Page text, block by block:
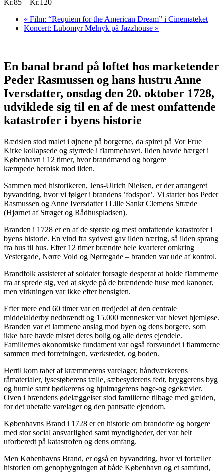
Kr.85 – Kr.120
« Film: “Requiem for the American Dream” i Cinemateket
Koncert: Lubomyr Melnyk på Jazzhouse »
En banal brand på loftet hos marketender
Peder Rasmussen og hans hustru Anne
Iversdatter, onsdag den 20. oktober 1728,
udviklede sig til en af de mest omfattende
katastrofer i byens historie
Rædslen stod malet i øjnene på borgerne, da spiret på Vor Frue
Kirke kollapsede og styrtede i flammehavet. Ilden havde hærget i
København i 12 timer, hvor brandmænd og borgere
kæmpede heroisk mod ilden.
Sammen med historikeren, Jens-Ulrich Nielsen, er der arrangeret
byvandring, hvor vi følger i brandens ’fodspor’. Vi starter hos Peder
Rasmussen og Anne Iversdatter i Lille Sankt Clemens Stræde
(Hjørnet af Strøget og Rådhuspladsen).
Branden i 1728 er en af de største og mest omfattende katastrofer i
byens historie. En vind fra sydvest gav ilden næring, så ilden sprang
fra hus til hus. Efter 12 timer brændte hele kvarteret omkring
Vestergade, Nørre Vold og Nørregade – branden var ude af kontrol.
Brandfolk assisteret af soldater forsøgte desperat at holde flammerne
fra at sprede sig, ved at skyde på de brændende huse med kanoner,
men virkningen var ikke efter hensigten.
Efter mere end 60 timer var en tredjedel af den centrale
middelalderby nedbrændt og 15.000 mennesker var blevet hjemløse.
Branden var et lammene anslag mod byen og dens borgere, som
ikke bare havde mistet deres bolig og alle deres ejendele.
Familiernes økonomiske fundament var også forsvundet i flammerne
sammen med forretningen, værkstedet, og boden.
Hertil kom tabet af kræmmerens varelager, håndværkerens
råmaterialer, lysestøberens tælle, sæbesyderens fedt, bryggerens byg
og humle samt bødkerens og hjulmagerens bøge-og egekævler.
Oven i brændens ødelæggelser stod familierne tilbage med gælden,
for det ubetalte varelager og den pantsatte ejendom.
Københavns Brand i 1728 er en historie om brandofre og borgere
med stor social ansvarlighed samt myndigheder, der var helt
uforberedt på katastrofen og dens omfang.
Men Københavns Brand, er også en byvandring, hvor vi fortæller
historien om genopbygningen af både København og et samfund,